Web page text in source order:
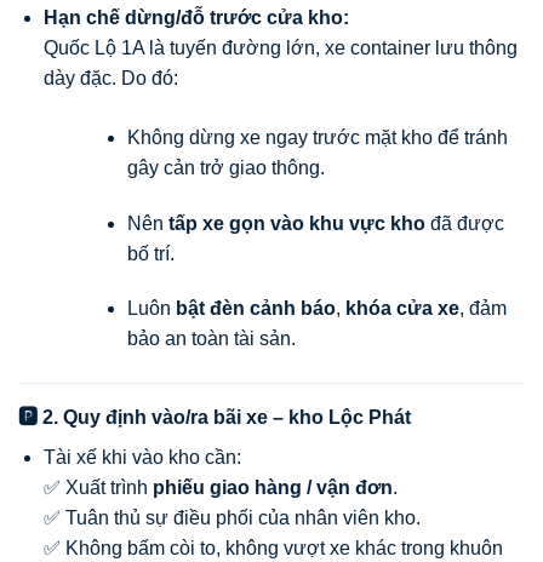
Hạn chế dừng/đỗ trước cửa kho:
Quốc Lộ 1A là tuyến đường lớn, xe container lưu thông
dày đặc. Do đó:
Không dừng xe ngay trước mặt kho để tránh
gây cản trở giao thông.
Nên tấp xe gọn vào khu vực khođã được
bố trí.
Luôn bật đèn cảnh báo, khóa cửa xe, đảm
bảo an toàn tài sản.
🅿️ 2. Quy định vào/ra bãi xe – kho Lộc Phát
Tài xế khi vào kho cần:
✅ Xuất trình phiếu giao hàng / vận đơn.
✅ Tuân thủ sự điều phối của nhân viên kho.
✅ Không bấm còi to, không vượt xe khác trong khuôn